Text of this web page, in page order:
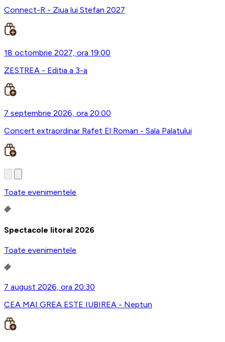
Connect-R - Ziua lui Stefan 2027
18 octombrie 2027, ora 19:00
ZESTREA - Editia a 3-a
7 septembrie 2026, ora 20:00
Concert extraordinar Rafet El Roman - Sala Palatului
Toate evenimentele
Spectacole litoral 2026
Toate evenimentele
7 august 2026, ora 20:30
CEA MAI GREA ESTE IUBIREA - Neptun